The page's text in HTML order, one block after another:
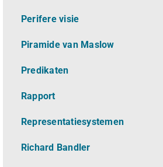
Perifere visie
Piramide van Maslow
Predikaten
Rapport
Representatiesystemen
Richard Bandler